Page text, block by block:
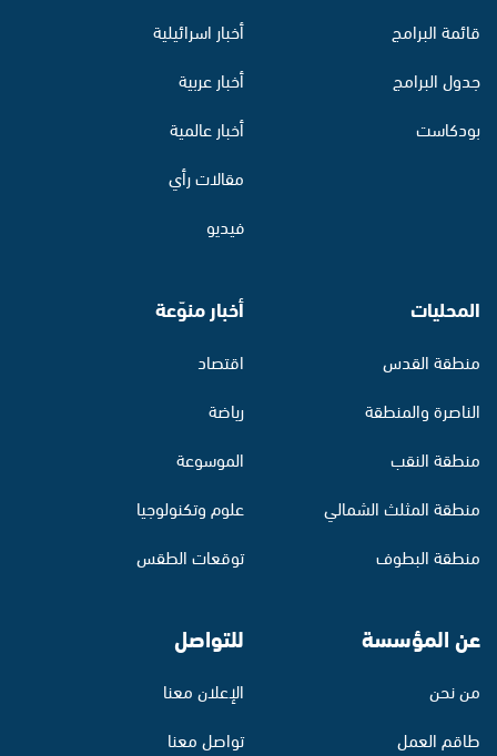
قائمة البرامج
جدول البرامج
بودكاست
أخبار اسرائيلية
أخبار عربية
أخبار عالمية
مقالات رأي
فيديو
المحليات
منطقة القدس
الناصرة والمنطقة
منطقة النقب
منطقة المثلث الشمالي
منطقة البطوف
أخبار منوّعة
اقتصاد
رياضة
الموسوعة
علوم وتكنولوجيا
توقعات الطقس
عن المؤسسة
من نحن
طاقم العمل
للتواصل
الإعلان معنا
تواصل معنا